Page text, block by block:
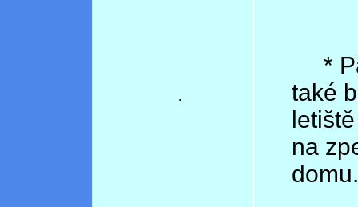
.
*
také
na
domu.